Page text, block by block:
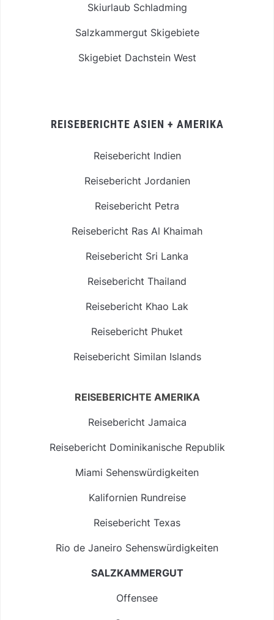
Skiurlaub Schladming
Salzkammergut Skigebiete
Skigebiet Dachstein West
REISEBERICHTE ASIEN + AMERIKA
Reisebericht Indien
Reisebericht Jordanien
Reisebericht Petra
Reisebericht Ras Al Khaimah
Reisebericht Sri Lanka
Reisebericht Thailand
Reisebericht Khao Lak
Reisebericht Phuket
Reisebericht Similan Islands
REISEBERICHTE AMERIKA
Reisebericht Jamaica
Reisebericht Dominikanische Republik
Miami Sehenswürdigkeiten
Kalifornien Rundreise
Reisebericht Texas
Rio de Janeiro Sehenswürdigkeiten
SALZKAMMERGUT
Offensee